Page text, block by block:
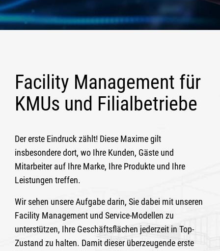
Facility Management für
KMUs und Filialbetriebe
Der erste Eindruck zählt! Diese Maxime gilt
insbesondere dort, wo Ihre Kunden, Gäste und
Mitarbeiter auf Ihre Marke, Ihre Produkte und Ihre
Leistungen treffen.
Wir sehen unsere Aufgabe darin, Sie dabei mit unseren
Facility Management und Service-Modellen zu
unterstützen, Ihre Geschäftsflächen jederzeit in Top-
Zustand zu halten. Damit dieser überzeugende erste